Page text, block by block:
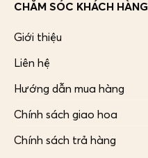
CHĂM SÓC KHÁCH HÀNG
Giới thiệu
Liên hệ
Hướng dẫn mua hàng
Chính sách giao hoa
Chính sách trả hàng